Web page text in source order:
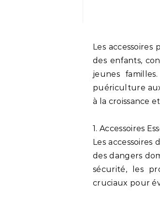
Les accessoires pour bébés et enfants, cruciaux pour le confort et la sécurité
des enfants,
jeunes
puériculture
à la croissance
1. Accessoires
Les
des dangers
sécurité, les
cruciaux pour